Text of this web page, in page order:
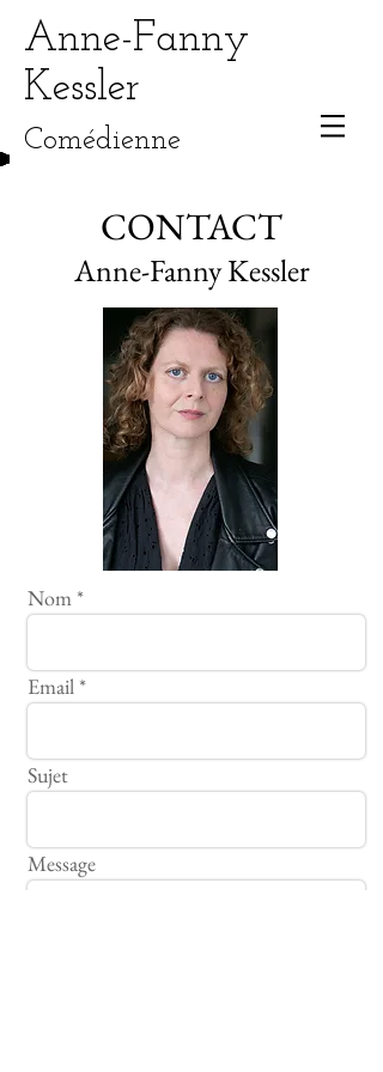
Anne-Fanny
Kessler
Comédienne
CONTACT
Anne-Fanny Kessler
Nom
Email
Sujet
Message